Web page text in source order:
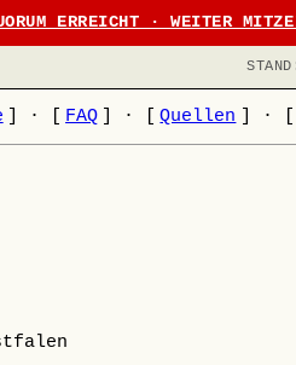
ERREICHT · WEITER
· FAQ · Quellen ·